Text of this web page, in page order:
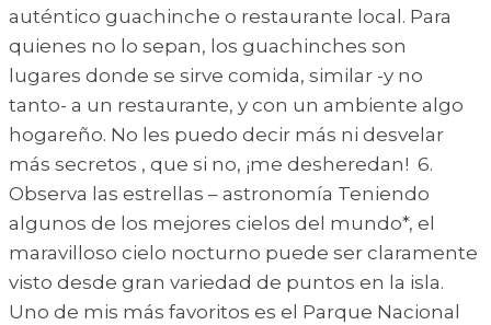
auténtico guachinche o restaurante local. Para
quienes no lo sepan, los guachinches son
lugares donde se sirve comida, similar -y no
tanto- a un restaurante, y con un ambiente algo
hogareño. No les puedo decir más ni desvelar
más secretos , que si no, ¡me desheredan! 6.
Observa las estrellas – astronomía Teniendo
algunos de los mejores cielos del mundo*, el
maravilloso cielo nocturno puede ser claramente
visto desde gran variedad de puntos en la isla.
Uno de mis más favoritos es el Parque Nacional